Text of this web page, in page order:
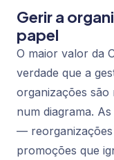
Gerir a
papel
O maior valor da
verdade que a
organizações são
num diagrama.
— reorganizações
promoções que